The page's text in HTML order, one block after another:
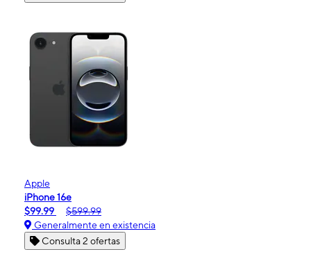
Apple
iPhone 16e
$99.99
$599.99
Generalmente en existencia
Consulta 2 ofertas